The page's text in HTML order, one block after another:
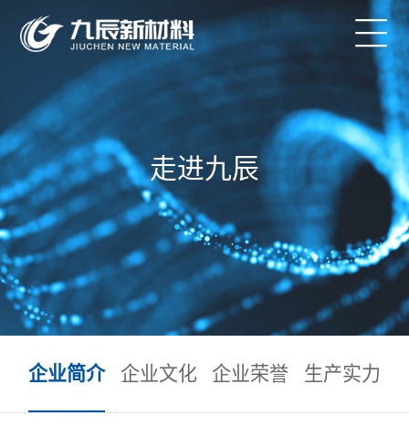
走进九辰
企业简介 企业文化 企业荣誉 生产实力